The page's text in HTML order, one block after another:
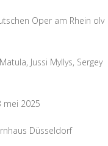
Oper am Rhein olv
Jussi Myllys, Sergey
mei 2025
Düsseldorf